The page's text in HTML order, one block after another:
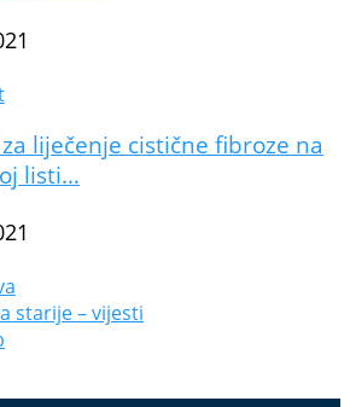
liječenje cistične fibroze na
listi…
starije – vijesti